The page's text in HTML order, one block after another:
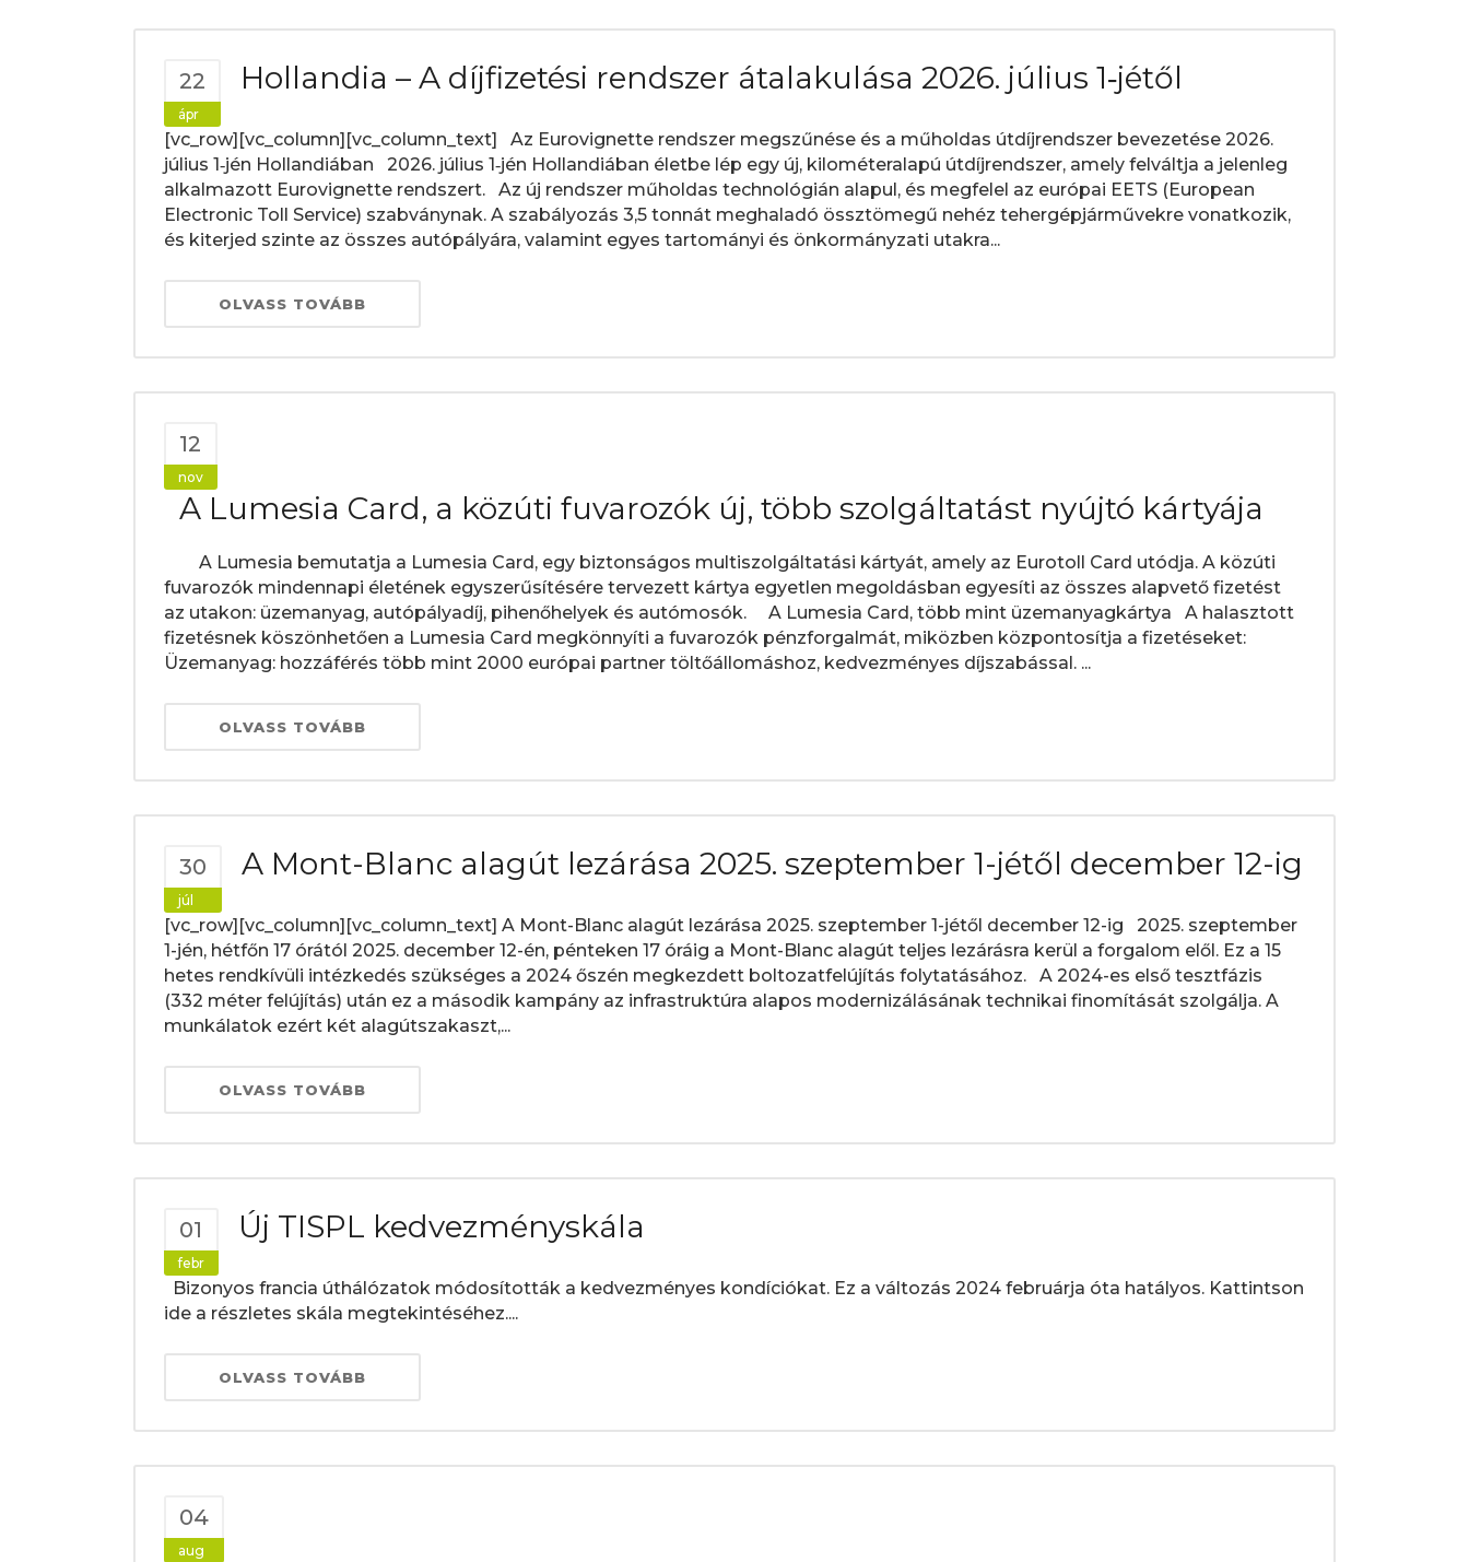
22
ápr
Hollandia – A díjfizetési rendszer átalakulása 2026. július 1‑jétől
[vc_row][vc_column][vc_column_text] Az Eurovignette rendszer megszűnése és a műholdas útdíjrendszer bevezetése 2026.
július 1‑jén Hollandiában 2026. július 1‑jén Hollandiában életbe lép egy új, kilométeralapú útdíjrendszer, amely felváltja a jelenleg
alkalmazott Eurovignette rendszert. Az új rendszer műholdas technológián alapul, és megfelel az európai EETS (European
Electronic Toll Service) szabványnak. A szabályozás 3,5 tonnát meghaladó össztömegű nehéz tehergépjárművekre vonatkozik,
és kiterjed szinte az összes autópályára, valamint egyes tartományi és önkormányzati utakra...
OLVASS TOVÁBB
12
nov
A Lumesia Card, a közúti fuvarozók új, több szolgáltatást nyújtó kártyája
A Lumesia bemutatja a Lumesia Card, egy biztonságos multiszolgáltatási kártyát, amely az Eurotoll Card utódja. A közúti
fuvarozók mindennapi életének egyszerűsítésére tervezett kártya egyetlen megoldásban egyesíti az összes alapvető fizetést
az utakon: üzemanyag, autópályadíj, pihenőhelyek és autómosók. A Lumesia Card, több mint üzemanyagkártya A halasztott
fizetésnek köszönhetően a Lumesia Card megkönnyíti a fuvarozók pénzforgalmát, miközben központosítja a fizetéseket:
Üzemanyag: hozzáférés több mint 2000 európai partner töltőállomáshoz, kedvezményes díjszabással. ...
OLVASS TOVÁBB
30
júl
A Mont-Blanc alagút lezárása 2025. szeptember 1-jétől december 12-ig
[vc_row][vc_column][vc_column_text] A Mont-Blanc alagút lezárása 2025. szeptember 1-jétől december 12-ig 2025. szeptember
1-jén, hétfőn 17 órától 2025. december 12-én, pénteken 17 óráig a Mont-Blanc alagút teljes lezárásra kerül a forgalom elől. Ez a 15
hetes rendkívüli intézkedés szükséges a 2024 őszén megkezdett boltozatfelújítás folytatásához. A 2024-es első tesztfázis
(332 méter felújítás) után ez a második kampány az infrastruktúra alapos modernizálásának technikai finomítását szolgálja. A
munkálatok ezért két alagútszakaszt,...
OLVASS TOVÁBB
01
febr
Új TISPL kedvezményskála
Bizonyos francia úthálózatok módosították a kedvezményes kondíciókat. Ez a változás 2024 februárja óta hatályos. Kattintson
ide a részletes skála megtekintéséhez....
OLVASS TOVÁBB
04
aug